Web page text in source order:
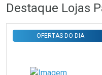
Laboratório
Por Menos
Destaque Lojas
OFERTAS DO DIA